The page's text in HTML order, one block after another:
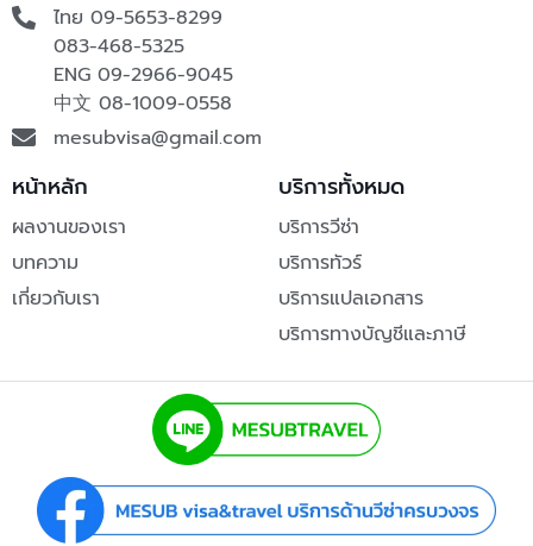
ไทย 09-5653-8299
083-468-5325
ENG 09-2966-9045
中文 08-1009-0558
mesubvisa@gmail.com
หน้าหลัก
ผลงานของเรา
บทความ
เกี่ยวกับเรา
บริการทั้งหมด
บริการวีซ่า
บริการทัวร์
บริการแปลเอกสาร
บริการทางบัญชีและภาษี